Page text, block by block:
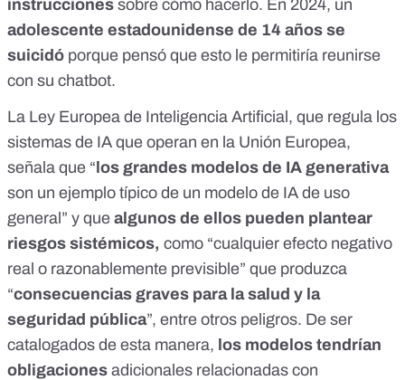
instrucciones sobre cómo hacerlo. En 2024, un
adolescente estadounidense de 14 años se
suicidó porque pensó que esto le permitiría reunirse
con su chatbot.
La Ley Europea de Inteligencia Artificial, que regula los
sistemas de IA que operan en la Unión Europea,
señala que “los grandes modelos de IA generativa
son un ejemplo típico de un modelo de IA de uso
general” y que algunos de ellos pueden plantear
riesgos sistémicos, como “cualquier efecto negativo
real o razonablemente previsible” que produzca
“consecuencias graves para la salud y la
seguridad pública”, entre otros peligros. De ser
catalogados de esta manera, los modelos tendrían
obligaciones adicionales relacionadas con